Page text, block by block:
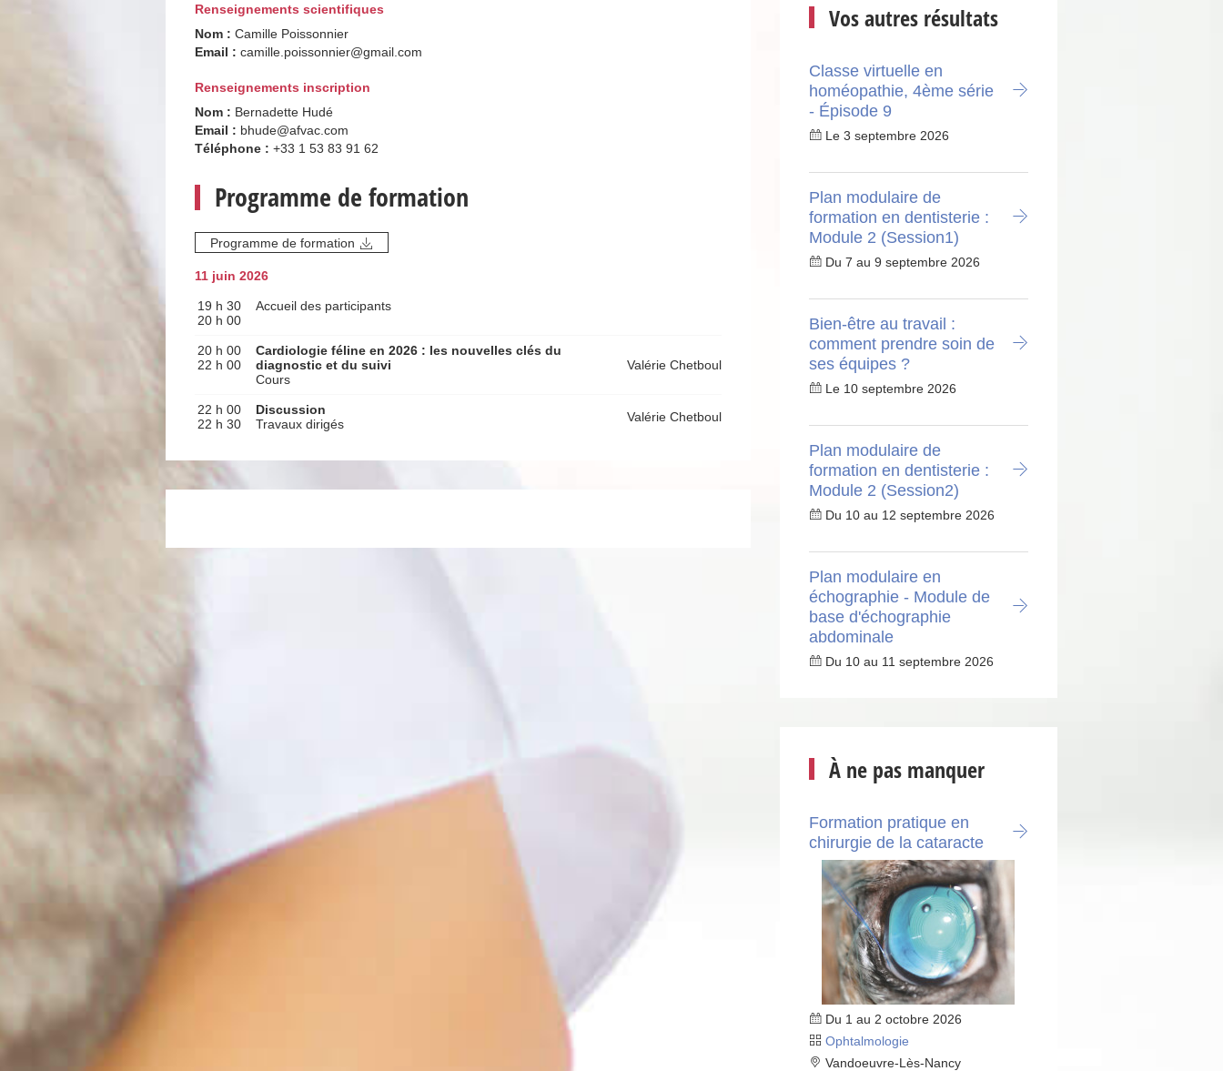
Renseignements scientifiques
Nom : Camille Poissonnier
Email : camille.poissonnier@gmail.com
Renseignements inscription
Nom : Bernadette Hudé
Email : bhude@afvac.com
Téléphone : +33 1 53 83 91 62
Programme de formation
Programme de formation
11 juin 2026
19 h 30
20 h 00
Accueil des participants
20 h 00
22 h 00
Cardiologie féline en 2026 : les nouvelles clés du
diagnostic et du suivi
Cours
Valérie Chetboul
22 h 00
22 h 30
Discussion
Travaux dirigés
Valérie Chetboul
Vos autres résultats
Classe virtuelle en
homéopathie, 4ème série
- Épisode 9
Le 3 septembre 2026
Plan modulaire de
formation en dentisterie :
Module 2 (Session1)
Du 7 au 9 septembre 2026
Bien-être au travail :
comment prendre soin de
ses équipes ?
Le 10 septembre 2026
Plan modulaire de
formation en dentisterie :
Module 2 (Session2)
Du 10 au 12 septembre 2026
Plan modulaire en
échographie - Module de
base d'échographie
abdominale
Du 10 au 11 septembre 2026
À ne pas manquer
Formation pratique en
chirurgie de la cataracte
Du 1 au 2 octobre 2026
Ophtalmologie
Vandoeuvre-Lès-Nancy